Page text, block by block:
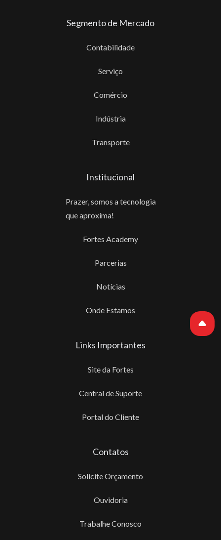
Segmento de Mercado
Contabilidade
Serviço
Comércio
Indústria
Transporte
Institucional
Prazer, somos a tecnologia
que aproxíma!
Fortes Academy
Parcerias
Notícias
Onde Estamos
Links Importantes
Site da Fortes
Central de Suporte
Portal do Cliente
Contatos
Solicite Orçamento
Ouvidoria
Trabalhe Conosco